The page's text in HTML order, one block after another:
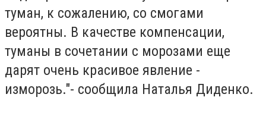
туман, к сожалению, со смогами
вероятны. В качестве компенсации,
туманы в сочетании с морозами еще
дарят очень красивое явление -
изморозь."- сообщила Наталья Диденко.